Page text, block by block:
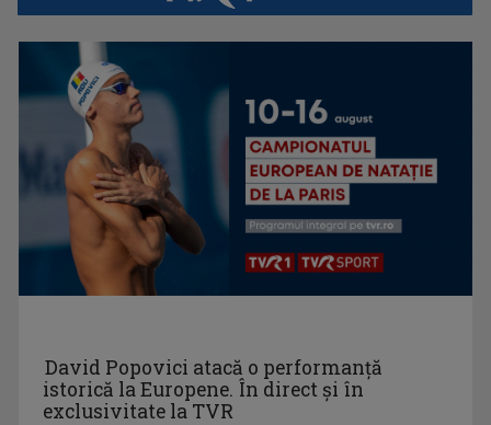
AKZENTEMisiunea principală a emisiunii este să fie ...
David Popovici atacă o performanţă
istorică la Europene. În direct şi în
exclusivitate la TVR